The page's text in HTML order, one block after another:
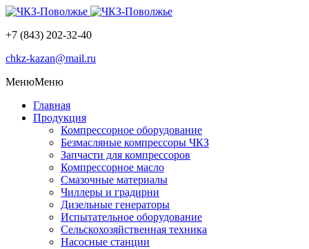
+7 (843) 202-32-40
chkz-kazan@mail.ru
МенюМеню
Главная
Продукция
Компрессорное оборудование
Безмасляные компрессоры ЧКЗ
Запчасти для компрессоров
Компрессорное масло
Смазочные материалы
Чиллеры и градирни
Дизельные генераторы
Испытательное оборудование
Сельскохозяйственная техника
Насосные станции